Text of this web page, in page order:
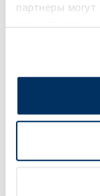
партнеры могут
EUCERIN Kids
крем-гель, 200